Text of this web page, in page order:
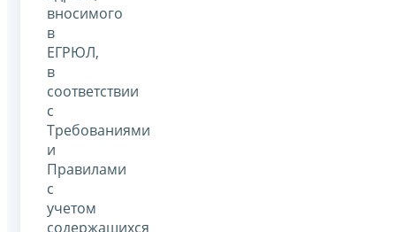
вносимого
в
ЕГРЮЛ,
в
соответствии
с
Требованиями
и
Правилами
с
учетом
содержащихся